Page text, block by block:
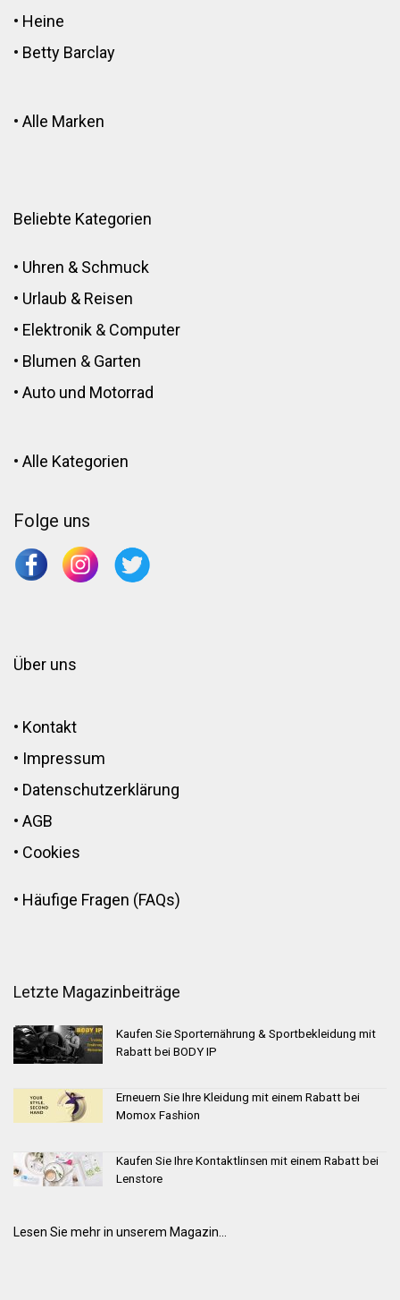
• Heine
• Betty Barclay
• Alle Marken
Beliebte Kategorien
• Uhren & Schmuck
• Urlaub & Reisen
• Elektronik & Computer
• Blumen & Garten
• Auto und Motorrad
• Alle Kategorien
Folge uns
Über uns
• Kontakt
• Impressum
• Datenschutzerklärung
• AGB
• Cookies
• Häufige Fragen (FAQs)
Letzte Magazinbeiträge
Kaufen Sie Sporternährung & Sportbekleidung mit
Rabatt bei BODY IP
Erneuern Sie Ihre Kleidung mit einem Rabatt bei
Momox Fashion
Kaufen Sie Ihre Kontaktlinsen mit einem Rabatt bei
Lenstore
Lesen Sie mehr in unserem Magazin...